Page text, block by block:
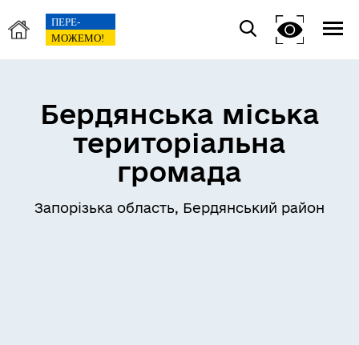
Бердянська міська
територіальна
громада
Запорізька область, Бердянський район